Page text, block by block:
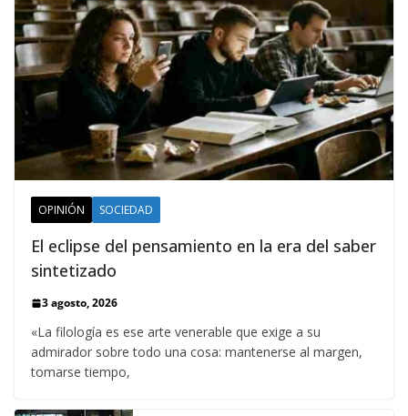
OPINIÓN SOCIEDAD
El eclipse del pensamiento en la era del saber
sintetizado
3 agosto, 2026
«La filología es ese arte venerable que exige a su
admirador sobre todo una cosa: mantenerse al margen,
tomarse tiempo,